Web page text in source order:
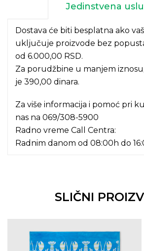
Jedinstvena
Dostava će biti besplatna ako
uključuje proizvode bez
od 6.000,00 RSD.
Za porudžbine u manjem
je 390,00 dinara.
Za više informacija i pomoć pri
nas na 069/308-5900
Radno vreme Call Centra:
Radnim danom od 08:00h do
SLIČNI